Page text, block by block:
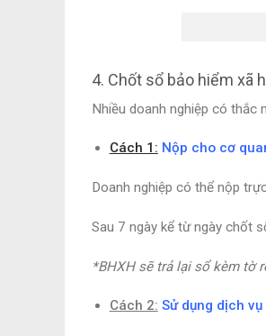
4. Chốt sổ bảo hiểm xã
Nhiều doanh nghiệp có thắc
Cách 1: Nộp cho cơ
Doanh nghiệp có thể nộp
Sau 7 ngày kể từ ngày chốt
*BHXH sẽ trả lại sổ kèm tờ
Cách 2: Sử dụng dịch